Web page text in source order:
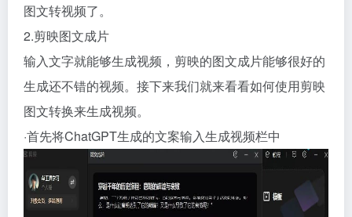
图文转视频了。
2.剪映图文成片
输入文字就能够生成视频，剪映的图文成片能够很好的
生成还不错的视频。接下来我们就来看看如何使用剪映
图文转换来生成视频。
·首先将ChatGPT生成的文案输入生成视频栏中